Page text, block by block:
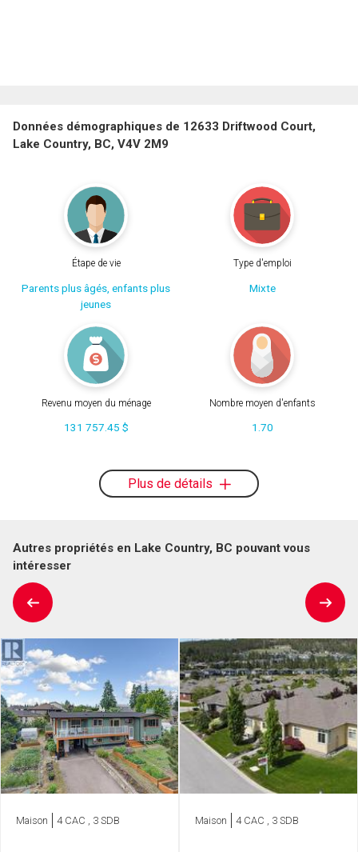
Données démographiques de 12633 Driftwood Court,
Lake Country, BC, V4V 2M9
Étape de vie
Parents plus âgés, enfants plus
jeunes
Type d'emploi
Mixte
Revenu moyen du ménage
131 757.45 $
Nombre moyen d'enfants
1.70
Plus de détails
Autres propriétés en Lake Country, BC pouvant vous
intéresser
Maison 4 CAC , 3 SDB Maison 4 CAC , 3 SDB